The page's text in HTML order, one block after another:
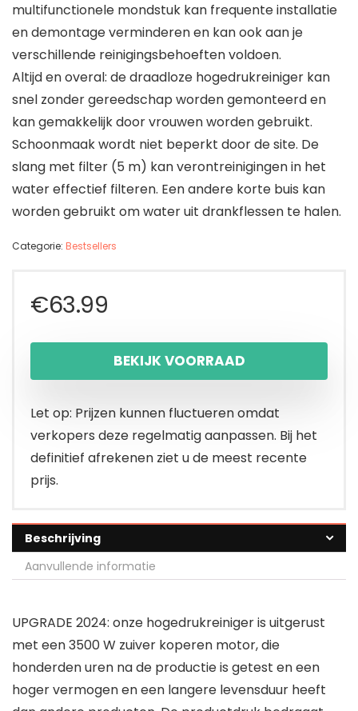
multifunctionele mondstuk kan frequente installatie
en demontage verminderen en kan ook aan je
verschillende reinigingsbehoeften voldoen.
Altijd en overal: de draadloze hogedrukreiniger kan
snel zonder gereedschap worden gemonteerd en
kan gemakkelijk door vrouwen worden gebruikt.
Schoonmaak wordt niet beperkt door de site. De
slang met filter (5 m) kan verontreinigingen in het
water effectief filteren. Een andere korte buis kan
worden gebruikt om water uit drankflessen te halen.
Categorie: Bestsellers
€63.99
BEKIJK VOORRAAD
Let op: Prijzen kunnen fluctueren omdat
verkopers deze regelmatig aanpassen. Bij het
definitief afrekenen ziet u de meest recente
prijs.
Beschrijving
Aanvullende informatie
UPGRADE 2024: onze hogedrukreiniger is uitgerust
met een 3500 W zuiver koperen motor, die
honderden uren na de productie is getest en een
hoger vermogen en een langere levensduur heeft